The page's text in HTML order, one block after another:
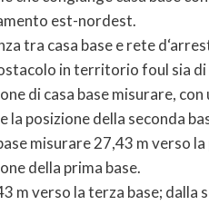
est-nordest.
tra casa base e rete
in territorio foul sia di
di casa base misurare,
posizione della seconda
misurare 27,43 m verso
della prima base.
m verso la terza base;